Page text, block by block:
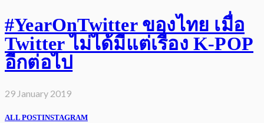
#YearOnTwitter ของไทย เมื่อ
Twitter ไม่ได้มีแต่เรื่อง K-POP
อีกต่อไป
29 January 2019
ALL POSTINSTAGRAM